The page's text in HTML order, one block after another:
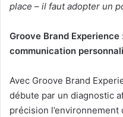
place – il faut adopter un
Groove Brand
communication
Avec Groove Brand
débute par un diagnostic
précision